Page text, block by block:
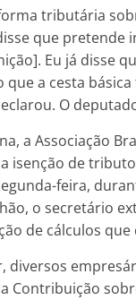
tributária
que pretende
Eu já disse
que a cesta
O
a Associação
isenção de
feira,
o secretário
de cálculos
diversos
Contribuição